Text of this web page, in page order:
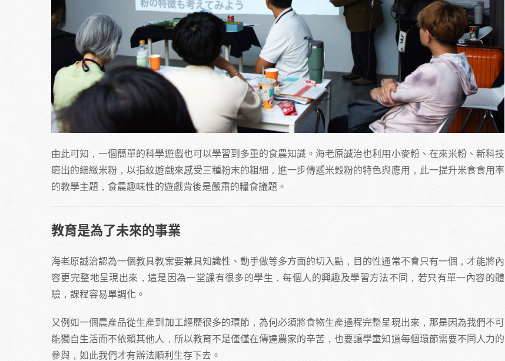
由此可知，一個簡單的科學遊戲也可以學習到多重的食農知識。海老原誠治也利用小麥粉、在來米粉、新科技
磨出的細緻米粉，以指紋遊戲來感受三種粉末的粗細，進一步傳遞米穀粉的特色與應用，此一提升米食食用率
的教學主題，食農趣味性的遊戲背後是嚴肅的糧食議題。
教育是為了未來的事業
海老原誠治認為一個教具教案要兼具知識性、動手做等多方面的切入點，目的性通常不會只有一個，才能將內
容更完整地呈現出來，這是因為一堂課有很多的學生，每個人的興趣及學習方法不同，若只有單一內容的體
驗，課程容易單調化。
又例如一個農產品從生產到加工經歷很多的環節，為何必須將食物生產過程完整呈現出來，那是因為我們不可
能獨自生活而不依賴其他人，所以教育不是僅僅在傳達農家的辛苦，也要讓學童知道每個環節需要不同人力的
參與，如此我們才有辦法順利生存下去。